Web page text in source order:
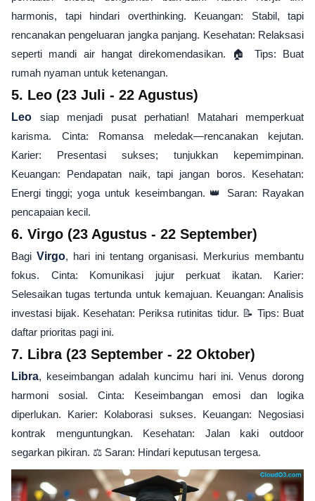
harmonis, tapi hindari overthinking. Keuangan: Stabil, tapi
rencanakan pengeluaran jangka panjang. Kesehatan: Relaksasi
seperti mandi air hangat direkomendasikan. 🏠 Tips: Buat
rumah nyaman untuk ketenangan.
5. Leo (23 Juli - 22 Agustus)
Leo siap menjadi pusat perhatian! Matahari memperkuat
karisma. Cinta: Romansa meledak—rencanakan kejutan.
Karier: Presentasi sukses; tunjukkan kepemimpinan.
Keuangan: Pendapatan naik, tapi jangan boros. Kesehatan:
Energi tinggi; yoga untuk keseimbangan. 👑 Saran: Rayakan
pencapaian kecil.
6. Virgo (23 Agustus - 22 September)
Bagi Virgo, hari ini tentang organisasi. Merkurius membantu
fokus. Cinta: Komunikasi jujur perkuat ikatan. Karier:
Selesaikan tugas tertunda untuk kemajuan. Keuangan: Analisis
investasi bijak. Kesehatan: Periksa rutinitas tidur. 📝 Tips: Buat
daftar prioritas pagi ini.
7. Libra (23 September - 22 Oktober)
Libra, keseimbangan adalah kuncimu hari ini. Venus dorong
harmoni sosial. Cinta: Keseimbangan emosi dan logika
diperlukan. Karier: Kolaborasi sukses. Keuangan: Negosiasi
kontrak menguntungkan. Kesehatan: Jalan kaki outdoor
segarkan pikiran. ⚖️ Saran: Hindari keputusan tergesa.